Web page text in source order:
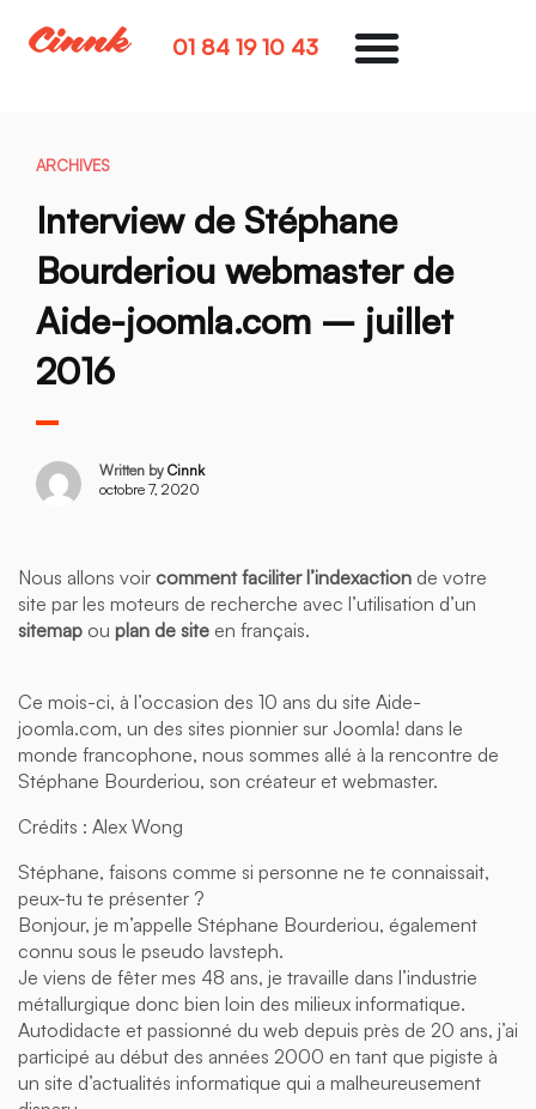
01 84 19 10 43
ARCHIVES
Interview de Stéphane
Bourderiou webmaster de
Aide-joomla.com – juillet
2016
Written by Cinnk
octobre 7, 2020
Nous allons voir comment faciliter l’indexaction de votre
site par les moteurs de recherche avec l’utilisation d’un
sitemap ou plan de site en français.
Ce mois-ci, à l’occasion des 10 ans du site Aide-
joomla.com, un des sites pionnier sur Joomla! dans le
monde francophone, nous sommes allé à la rencontre de
Stéphane Bourderiou, son créateur et webmaster.
Crédits : Alex Wong
Stéphane, faisons comme si personne ne te connaissait,
peux-tu te présenter ?
Bonjour, je m’appelle Stéphane Bourderiou, également
connu sous le pseudo lavsteph.
Je viens de fêter mes 48 ans, je travaille dans l’industrie
métallurgique donc bien loin des milieux informatique.
Autodidacte et passionné du web depuis près de 20 ans, j’ai
participé au début des années 2000 en tant que pigiste à
un site d’actualités informatique qui a malheureusement